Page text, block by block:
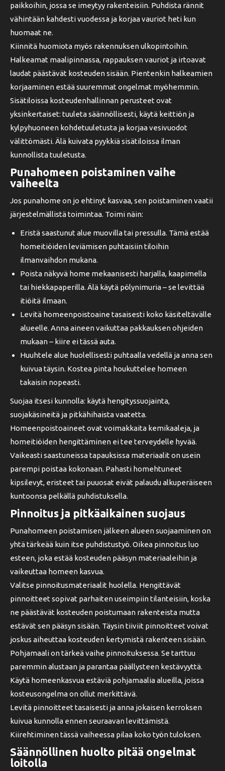
paikkoihin, jossa se imeytyy rakenteisiin. Puhdista rännit
vähintään kahdesti vuodessa ja korjaa vauriot heti kun
huomaat ne.
Kiinnitä huomiota myös rakennuksen ulkopintoihin.
Halkeamat maalipinnassa, rappauksen vauriot ja irtoavat
laudat päästävät kosteuden sisään. Pientenkin halkeamien
korjaaminen estää suuremmat ongelmat myöhemmin.
Sisätiloissa kosteudenhallinnan perusteet ovat
yksinkertaiset: tuuleta säännöllisesti, käytä keittiön ja
kylpyhuoneen kohdetuuletusta ja korjaa vesivuodot
välittömästi. Älä kuivata pyykkiä sisätiloissa ilman
kunnollista tuuletusta.
Punahomeen poistaminen vaihe
vaiheelta
Jos punahome on jo ehtinyt kasvaa, sen poistaminen vaatii
järjestelmällistä toimintaa. Toimi näin:
Eristä saastunut alue muovilla tai pressulla. Tämä estää
homeitiöiden leviämisen puhtaisiin tiloihin
ilmanvaihdon mukana.
Poista näkyvä home mekaanisesti harjalla, kaapimella
tai hiekkapaperilla. Älä käytä pölynimuria – se levittää
itiöitä ilmaan.
Levitä homeenpoistoaine tasaisesti koko käsiteltävälle
alueelle. Anna aineen vaikuttaa pakkauksen ohjeiden
mukaan – kiire ei tässä auta.
Huuhtele alue huolellisesti puhtaalla vedellä ja anna sen
kuivua täysin. Kostea pinta houkuttelee homeen
takaisin nopeasti.
Suojaa itsesi kunnolla: käytä hengityssuojainta,
suojakäsineitä ja pitkähihaista vaatetta.
Homeenpoistoaineet ovat voimakkaita kemikaaleja, ja
homeitiöiden hengittäminen ei tee terveydelle hyvää.
Vaikeasti saastuneissa tapauksissa materiaalit on usein
parempi poistaa kokonaan. Pahasti homehtuneet
kipsilevyt, eristeet tai puuosat eivät palaudu alkuperäiseen
kuntoonsa pelkällä puhdistuksella.
Pinnoitus ja pitkäaikainen suojaus
Punahomeen poistamisen jälkeen alueen suojaaminen on
yhtä tärkeää kuin itse puhdistustyö. Oikea pinnoitus luo
esteen, joka estää kosteuden pääsyn materiaaleihin ja
vaikeuttaa homeen kasvua.
Valitse pinnoitusmateriaalit huolella. Hengittävät
pinnoitteet sopivat parhaiten useimpiin tilanteisiin, koska
ne päästävät kosteuden poistumaan rakenteista mutta
estävät sen pääsyn sisään. Täysin tiiviit pinnoitteet voivat
joskus aiheuttaa kosteuden kertymistä rakenteen sisään.
Pohjamaali on tärkeä vaihe pinnoituksessa. Se tarttuu
paremmin alustaan ja parantaa päällysteen kestävyyttä.
Käytä homeenkasvua estäviä pohjamaalia alueilla, joissa
kosteusongelma on ollut merkittävä.
Levitä pinnoitteet tasaisesti ja anna jokaisen kerroksen
kuivua kunnolla ennen seuraavan levittämistä.
Kiirehtiminen tässä vaiheessa pilaa koko työn tuloksen.
Säännöllinen huolto pitää ongelmat
loitolla